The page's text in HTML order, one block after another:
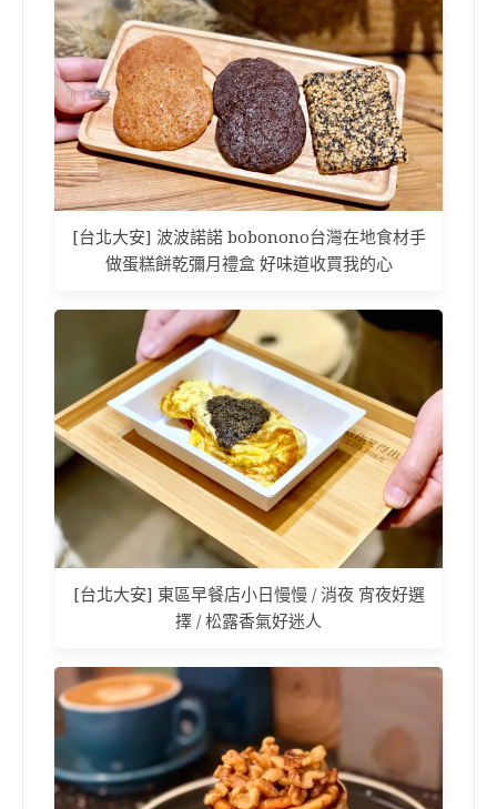
[台北大安] 波波諾諾 bobonono台灣在地食材手
做蛋糕餅乾彌月禮盒 好味道收買我的心
[台北大安] 東區早餐店小日慢慢 / 消夜 宵夜好選
擇 / 松露香氣好迷人